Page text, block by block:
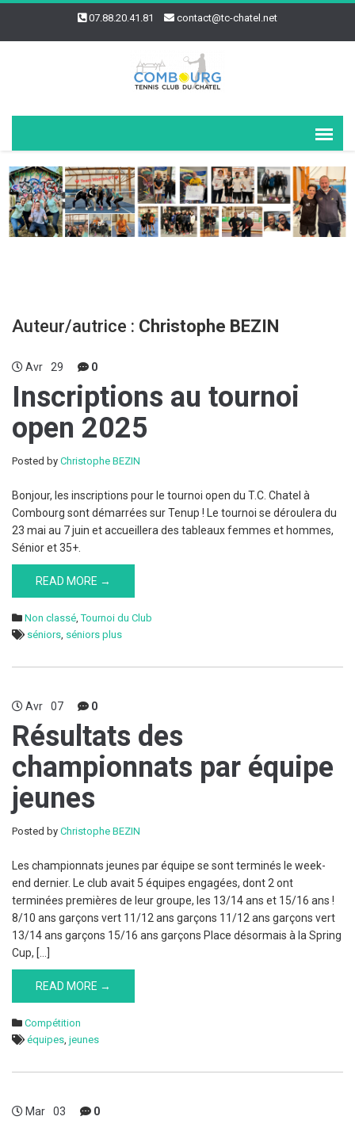
07.88.20.41.81 contact@tc-chatel.net
Auteur/autrice : Christophe BEZIN
Avr 29 0
Inscriptions au tournoi
open 2025
Posted by Christophe BEZIN
Bonjour, les inscriptions pour le tournoi open du T.C. Chatel à
Combourg sont démarrées sur Tenup ! Le tournoi se déroulera du
23 mai au 7 juin et accueillera des tableaux femmes et hommes,
Sénior et 35+.
READ MORE →
Non classé,Tournoi du Club
séniors, séniors plus
Avr 07 0
Résultats des
championnats par équipe
jeunes
Posted by Christophe BEZIN
Les championnats jeunes par équipe se sont terminés le week-
end dernier. Le club avait 5 équipes engagées, dont 2 ont
terminées premières de leur groupe, les 13/14 ans et 15/16 ans !
8/10 ans garçons vert 11/12 ans garçons 11/12 ans garçons vert
13/14 ans garçons 15/16 ans garçons Place désormais à la Spring
Cup, […]
READ MORE →
Compétition
équipes, jeunes
Mar 03 0